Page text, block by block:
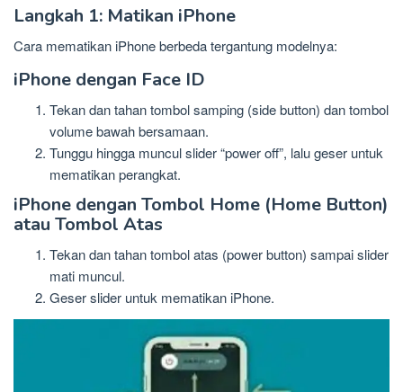
Langkah 1: Matikan iPhone
Cara mematikan iPhone berbeda tergantung modelnya:
iPhone dengan Face ID
Tekan dan tahan tombol samping (side button) dan tombol
volume bawah bersamaan.
Tunggu hingga muncul slider “power off”, lalu geser untuk
mematikan perangkat.
iPhone dengan Tombol Home (Home Button)
atau Tombol Atas
Tekan dan tahan tombol atas (power button) sampai slider
mati muncul.
Geser slider untuk mematikan iPhone.